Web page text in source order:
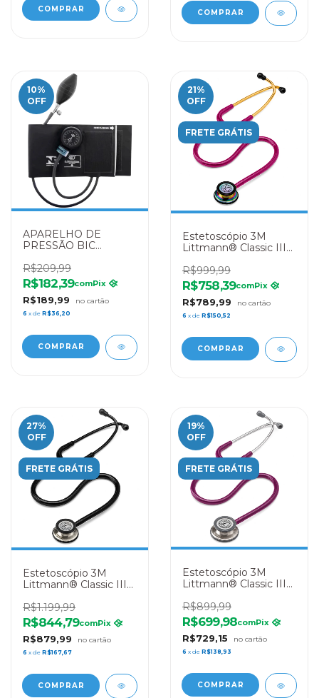
10%
OFF
APARELHO DE
PRESSÃO BIC
VELCRO PRETO 0336
R$209,99
R$189,99
R$182,39comPix
6 x de R$36,20
21%
OFF
FRETE GRÁTIS
Estetoscópio 3M
Littmann® Classic III
Rainbow
R$999,99
R$789,99
R$758,39comPix
6 x de R$150,52
27%
OFF
FRETE GRÁTIS
Estetoscópio 3M
Littmann® Classic III
R$1.199,99
R$879,99
R$844,79comPix
6 x de R$167,67
19%
OFF
FRETE GRÁTIS
Estetoscópio 3M
Littmann® Classic III
R$899,99
R$729,15
R$699,98comPix
6 x de R$138,93